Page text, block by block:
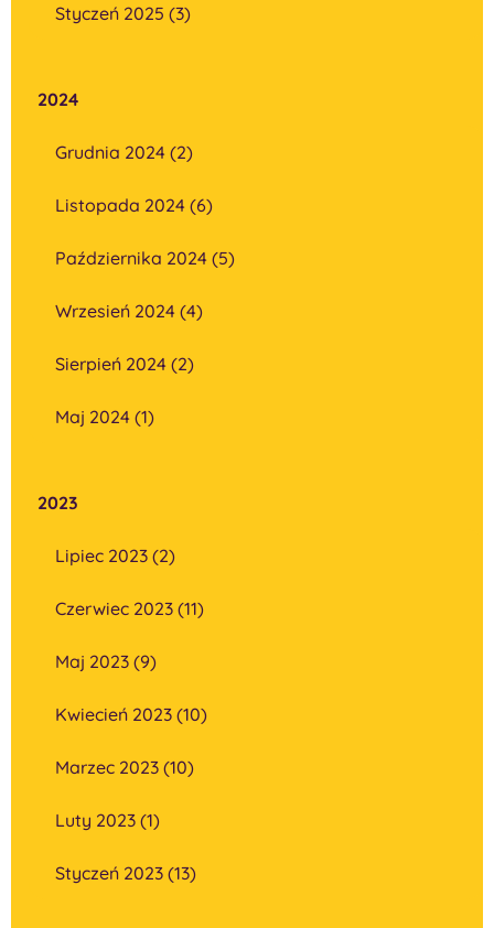
Styczeń 2025 (3)
2024
Grudnia 2024 (2)
Listopada 2024 (6)
Października 2024 (5)
Wrzesień 2024 (4)
Sierpień 2024 (2)
Maj 2024 (1)
2023
Lipiec 2023 (2)
Czerwiec 2023 (11)
Maj 2023 (9)
Kwiecień 2023 (10)
Marzec 2023 (10)
Luty 2023 (1)
Styczeń 2023 (13)